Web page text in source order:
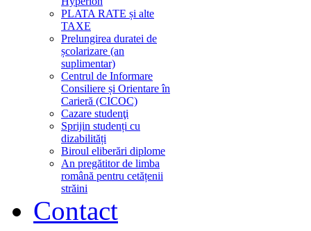
PLATA RATE și alte
TAXE
Prelungirea duratei de
școlarizare (an
suplimentar)
Centrul de Informare
Consiliere și Orientare în
Carieră (CICOC)
Cazare studenţi
Sprijin studenți cu
dizabilități
Biroul eliberări diplome
An pregătitor de limba
română pentru cetățenii
străini
Contact